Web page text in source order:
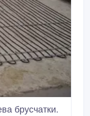
брусчатки.